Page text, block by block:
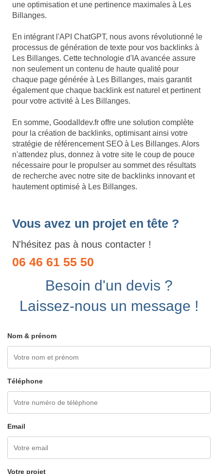
une optimisation et une pertinence maximales à Les
Billanges.
En intégrant l'API ChatGPT, nous avons révolutionné le
processus de génération de texte pour vos backlinks à
Les Billanges. Cette technologie d'IA avancée assure
non seulement un contenu de haute qualité pour
chaque page générée à Les Billanges, mais garantit
également que chaque backlink est naturel et pertinent
pour votre activité à Les Billanges.
En somme, Goodalldev.fr offre une solution complète
pour la création de backlinks, optimisant ainsi votre
stratégie de référencement SEO à Les Billanges. Alors
n'attendez plus, donnez à votre site le coup de pouce
nécessaire pour le propulser au sommet des résultats
de recherche avec notre site de backlinks innovant et
hautement optimisé à Les Billanges.
Vous avez un projet en tête ?
N'hésitez pas à nous contacter !
06 46 61 55 50
Besoin d'un devis ?
Laissez-nous un message !
Nom & prénom
Téléphone
Email
Votre projet